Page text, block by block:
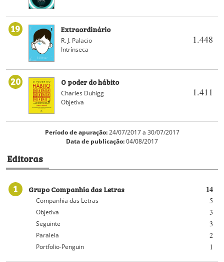
19
1.448
Extraordinário
R. J. Palacio
Intrínseca
20
1.411
O poder do hábito
Charles Duhigg
Objetiva
Período de apuração:24/07/2017 a 30/07/2017
Data de publicação:04/08/2017
Editoras
1 14
Grupo Companhia das Letras
5
Companhia das Letras
3
Objetiva
3
Seguinte
2
Paralela
1
Portfolio-Penguin